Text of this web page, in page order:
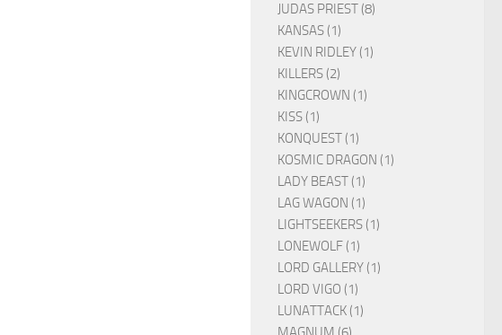
JUDAS PRIEST (8)
KANSAS (1)
KEVIN RIDLEY (1)
KILLERS (2)
KINGCROWN (1)
KISS (1)
KONQUEST (1)
KOSMIC DRAGON (1)
LADY BEAST (1)
LAG WAGON (1)
LIGHTSEEKERS (1)
LONEWOLF (1)
LORD GALLERY (1)
LORD VIGO (1)
LUNATTACK (1)